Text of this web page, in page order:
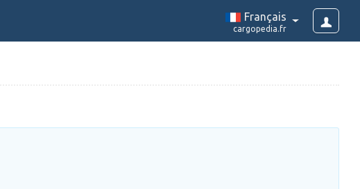
Français
cargopedia.fr